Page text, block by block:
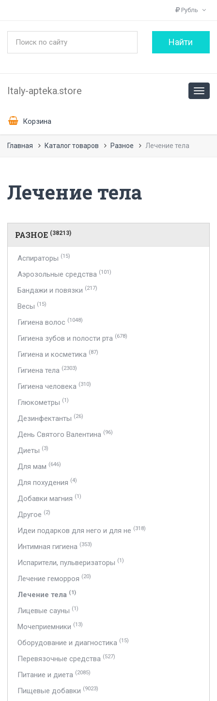
Рубль
Italy-apteka.store
Корзина
Главная Каталог товаров Разное Лечение тела
Лечение тела
РАЗНОЕ (38213)
Аспираторы (15)
Аэрозольные средства (101)
Бандажи и повязки (217)
Весы (15)
Гигиена волос (1048)
Гигиена зубов и полости рта (678)
Гигиена и косметика (87)
Гигиена тела (2303)
Гигиена человека (310)
Глюкометры (1)
Дезинфектанты (26)
День Святого Валентина (96)
Диеты (3)
Для мам (646)
Для похудения (4)
Добавки магния (1)
Другое (2)
Идеи подарков для него и для не (318)
Интимная гигиена (353)
Испарители, пульверизаторы (1)
Лечение геморроя (20)
Лечение тела (1)
Лицевые сауны (1)
Мочеприемники (13)
Оборудование и диагностика (15)
Перевязочные средства (527)
Питание и диета (2085)
Пищевые добавки (9023)